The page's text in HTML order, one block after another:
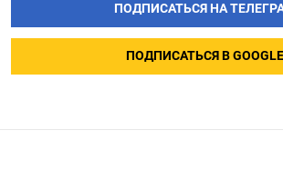
ПОДПИСАТЬСЯ НА
ПОДПИСАТЬСЯ В GOOGLE